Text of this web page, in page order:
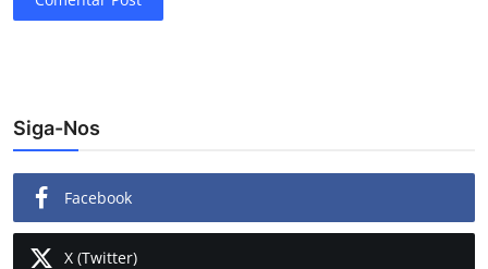
Siga-Nos
Facebook
X (Twitter)